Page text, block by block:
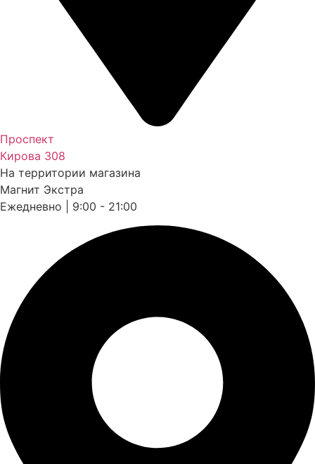
Проспект
Кирова 308
На территории магазина
Магнит Экстра
Ежедневно | 9:00 - 21:00